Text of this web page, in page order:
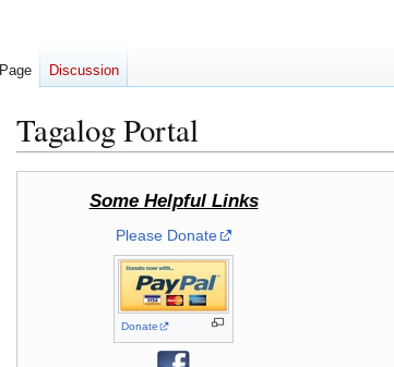
Tagalog Portal
Some Helpful Links
Please Donate
Donate
Page Discussion